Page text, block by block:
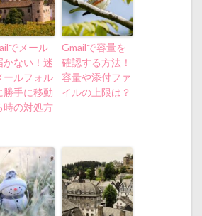
でメール
かない！迷
ールフォル
勝手に移動
時の対処方
Gmailで容量を
確認する方法！
容量や添付ファ
イルの上限は？